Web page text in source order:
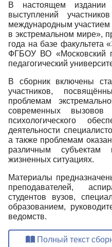
В настоящем издании
выступлений
международным участием
в экстремальном мире»,
года на базе факультета
ФГБОУ ВО «Московский
педагогический
В сборник включены
участников,
проблемам
современных вызовов
психологического
деятельности
а также проблемам
различным
жизненных ситуациях.
Материалы
преподавателей,
студентов вузов,
образованием,
ведомств.
Полный текст